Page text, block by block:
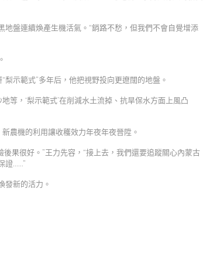
盤連續煥產生機活氣。“銷路不愁，但我們不會自覺增添
示範式”多年后，他把視野投向更遼闊的地盤。
等，‘梨示範式’在削減水土流掉、抗旱保水方面上風凸
農機的利用讓收穫效力年夜年夜晉陞。
果很好。”王力先容，“接上去，我們還要追蹤關心內蒙古
證……”
發新的活力。